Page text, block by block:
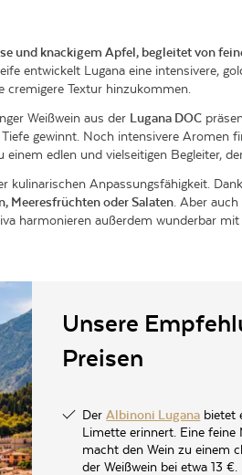
und knackigem Apfel, begleitet von
entwickelt Lugana eine intensivere,
cremigere Textur hinzukommen.
Weißwein aus der Lugana DOC
gewinnt. Noch intensivere Aromen
edlen und vielseitigen Begleiter,
kulinarischen Anpassungsfähigkeit.
Meeresfrüchten oder Salaten . Aber auch
harmonieren außerdem wunderbar mit
Unsere
Preisen
DerAlbinoni Lugana bietet
Limette erinnert. Eine feine
macht den Wein zu einem
der Weißwein bei etwa 13 €.